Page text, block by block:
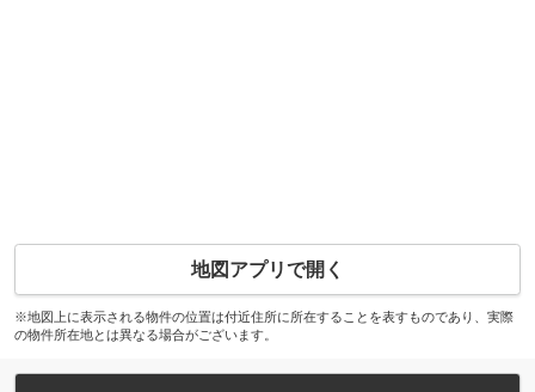
地図アプリで開く
※地図上に表示される物件の位置は付近住所に所在することを表すものであり、実際
の物件所在地とは異なる場合がございます。